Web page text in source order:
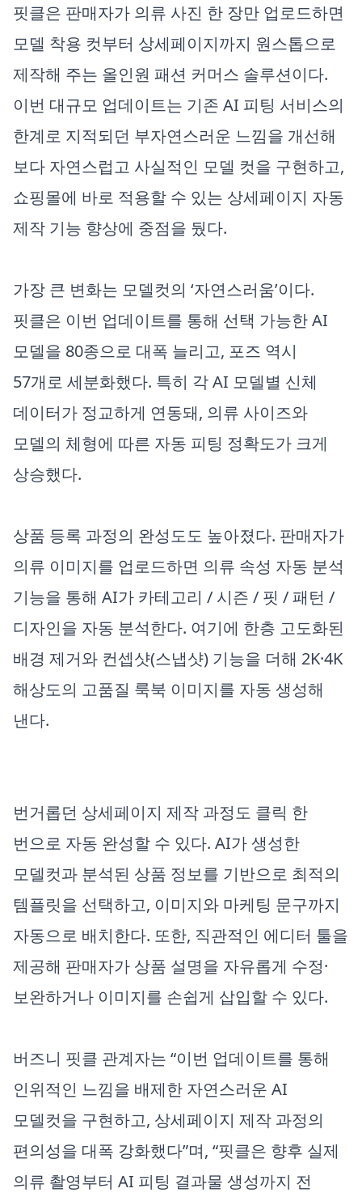
핏클은 판매자가 의류 사진 한 장만 업로드하면
모델 착용 컷부터 상세페이지까지 원스톱으로
제작해 주는 올인원 패션 커머스 솔루션이다.
이번 대규모 업데이트는 기존 AI 피팅 서비스의
한계로 지적되던 부자연스러운 느낌을 개선해
보다 자연스럽고 사실적인 모델 컷을 구현하고,
쇼핑몰에 바로 적용할 수 있는 상세페이지 자동
제작 기능 향상에 중점을 뒀다.
가장 큰 변화는 모델컷의 ‘자연스러움’이다.
핏클은 이번 업데이트를 통해 선택 가능한 AI
모델을 80종으로 대폭 늘리고, 포즈 역시
57개로 세분화했다. 특히 각 AI 모델별 신체
데이터가 정교하게 연동돼, 의류 사이즈와
모델의 체형에 따른 자동 피팅 정확도가 크게
상승했다.
상품 등록 과정의 완성도도 높아졌다. 판매자가
의류 이미지를 업로드하면 의류 속성 자동 분석
기능을 통해 AI가 카테고리 / 시즌 / 핏 / 패턴 /
디자인을 자동 분석한다. 여기에 한층 고도화된
배경 제거와 컨셉샷(스냅샷) 기능을 더해 2K·4K
해상도의 고품질 룩북 이미지를 자동 생성해
낸다.
​번거롭던 상세페이지 제작 과정도 클릭 한
번으로 자동 완성할 수 있다. AI가 생성한
모델컷과 분석된 상품 정보를 기반으로 최적의
템플릿을 선택하고, 이미지와 마케팅 문구까지
자동으로 배치한다. 또한, 직관적인 에디터 툴을
제공해 판매자가 상품 설명을 자유롭게 수정·
보완하거나 이미지를 손쉽게 삽입할 수 있다.
버즈니 핏클 관계자는 “이번 업데이트를 통해
인위적인 느낌을 배제한 자연스러운 AI
모델컷을 구현하고, 상세페이지 제작 과정의
편의성을 대폭 강화했다”며, “핏클은 향후 실제
의류 촬영부터 AI 피팅 결과물 생성까지 전